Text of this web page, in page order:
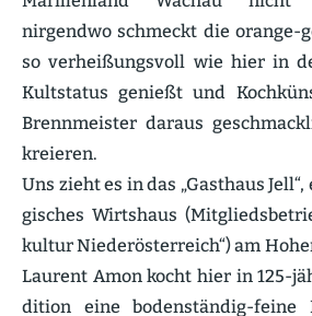
nirgendwo schmeckt die orange-
so verhei­ßungsvoll wie hier in
Kultstatus genießt und
Brenn­meister daraus
kreieren.
Uns zieht es in das „Gasthaus
gi­sches Wirtshaus
kultur Nieder­ös­ter­reich“) am
Laurent Amon kocht hier in 125-
dition eine boden­ständig-feine